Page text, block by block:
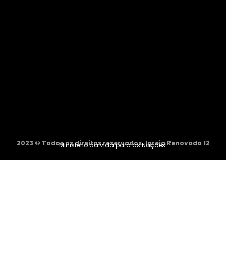
2023 © Todos os direitos reservados. Igreja Renovada 12
Ministério da vida para as Nações!